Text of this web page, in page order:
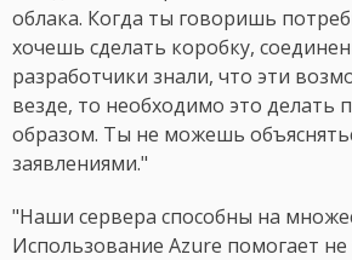
облака. Когда ты говоришь
хочешь сделать коробку,
разработчики знали, что эти
везде, то необходимо это делать
образом. Ты не можешь
заявлениями."
"Наши сервера способны на
Использование Azure помогает